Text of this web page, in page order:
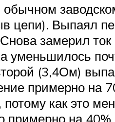
цепи). Выпаял
замерил
уменьшилось
(3,4Ом)
примерно на
как это
на